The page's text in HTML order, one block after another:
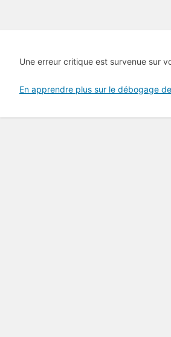
Une erreur critique est survenue sur
En apprendre plus sur le débogage